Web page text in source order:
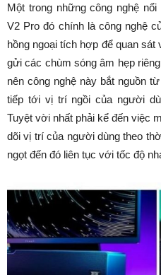
Một trong những công nghệ
V2 Pro đó chính là công nghệ
hồng ngoại tích hợp để quan
gửi các chùm sóng âm hẹp
nên công nghệ này bắt nguồn
tiếp tới vị trí ngồi của người
Tuyệt vời nhất phải kể đến việc
dõi vị trí của người dùng theo
ngọt đến đó liên tục với tốc độ